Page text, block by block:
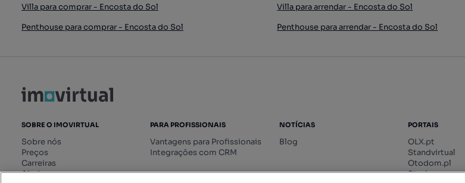
Villa para comprar - Encosta do Sol
Penthouse para comprar - Encosta do Sol
Villa para arrendar - Encosta do Sol
Penthouse para arrendar - Encosta do Sol
SOBRE O IMOVIRTUAL
Sobre nós
Preços
Carreiras
Ajuda
PARA PROFISSIONAIS
Vantagens para Profissionais
Integrações com CRM
NOTÍCIAS
Blog
PORTAIS
OLX.pt
Standvirtual
Otodom.pl
Storia.ro